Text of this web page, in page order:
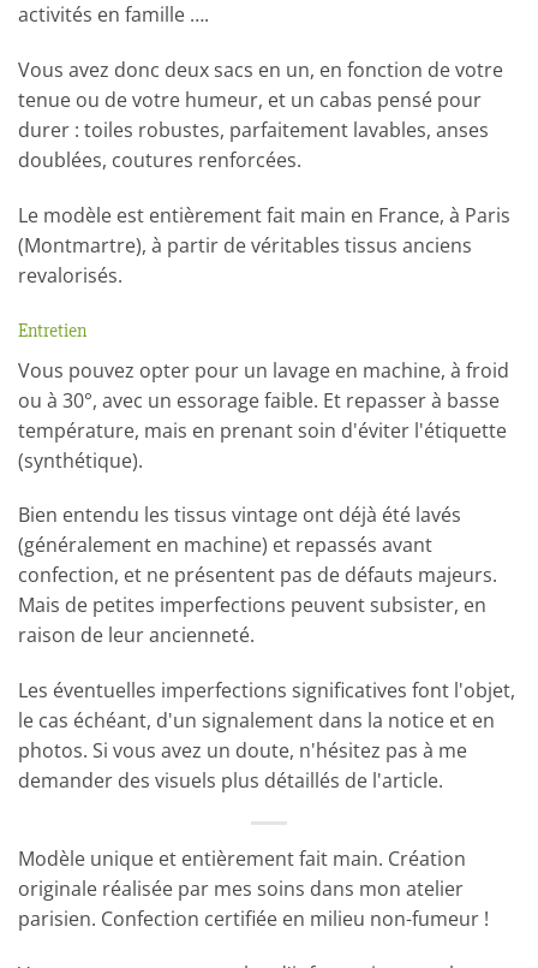
activités en famille ….
Vous avez donc deux sacs en un, en fonction de votre
tenue ou de votre humeur, et un cabas pensé pour
durer : toiles robustes, parfaitement lavables, anses
doublées, coutures renforcées.
Le modèle est entièrement fait main en France, à Paris
(Montmartre), à partir de véritables tissus anciens
revalorisés.
Entretien
Vous pouvez opter pour un lavage en machine, à froid
ou à 30°, avec un essorage faible. Et repasser à basse
température, mais en prenant soin d'éviter l'étiquette
(synthétique).
Bien entendu les tissus vintage ont déjà été lavés
(généralement en machine) et repassés avant
confection, et ne présentent pas de défauts majeurs.
Mais de petites imperfections peuvent subsister, en
raison de leur ancienneté.
Les éventuelles imperfections significatives font l'objet,
le cas échéant, d'un signalement dans la notice et en
photos. Si vous avez un doute, n'hésitez pas à me
demander des visuels plus détaillés de l'article.
Modèle unique et entièrement fait main. Création
originale réalisée par mes soins dans mon atelier
parisien. Confection certifiée en milieu non-fumeur !